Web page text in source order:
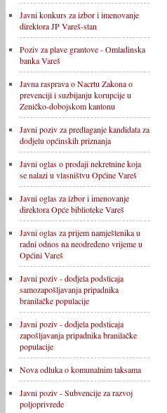
Javni konkurs za izbor i imenovanje
direktora JP Vareš-stan
Poziv za plave grantove - Omladinska
banka Vareš
Javna rasprava o Nacrtu Zakona o
prevenciji i suzbijanju korupcije u
Zeničko-dobojskom kantonu
Javni poziv za predlaganje kandidata za
dodjelu općinskih priznanja
Javni oglas o prodaji nekretnine koja
se nalazi u vlasništvu Općine Vareš
Javni oglas za izbor i imenovanje
direktora Opće biblioteke Vareš
Javni oglas za prijem namještenika u
radni odnos na neodređeno vrijeme u
Općini Vareš
Javni poziv - dodjela podsticaja
samozapošljavanja pripadnika
branilačke populacije
Javni poziv - dodjela podsticaja
zapošljavanja pripadnika branilačke
populacije
Nova odluka o komunalnim taksama
Javni poziv - Subvencije za razvoj
poljoprivrede